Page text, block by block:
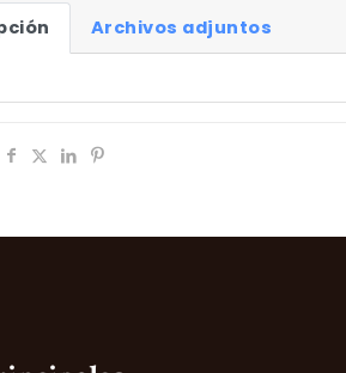
Archivos adjuntos